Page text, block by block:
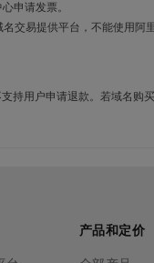
申请发票。
交易提供平台，不能使用
持用户申请退款。若域名